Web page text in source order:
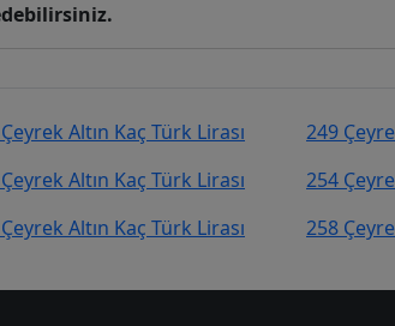
Altın Kaç Türk Lirası 249
Altın Kaç Türk Lirası
254
Altın Kaç Türk Lirası
258